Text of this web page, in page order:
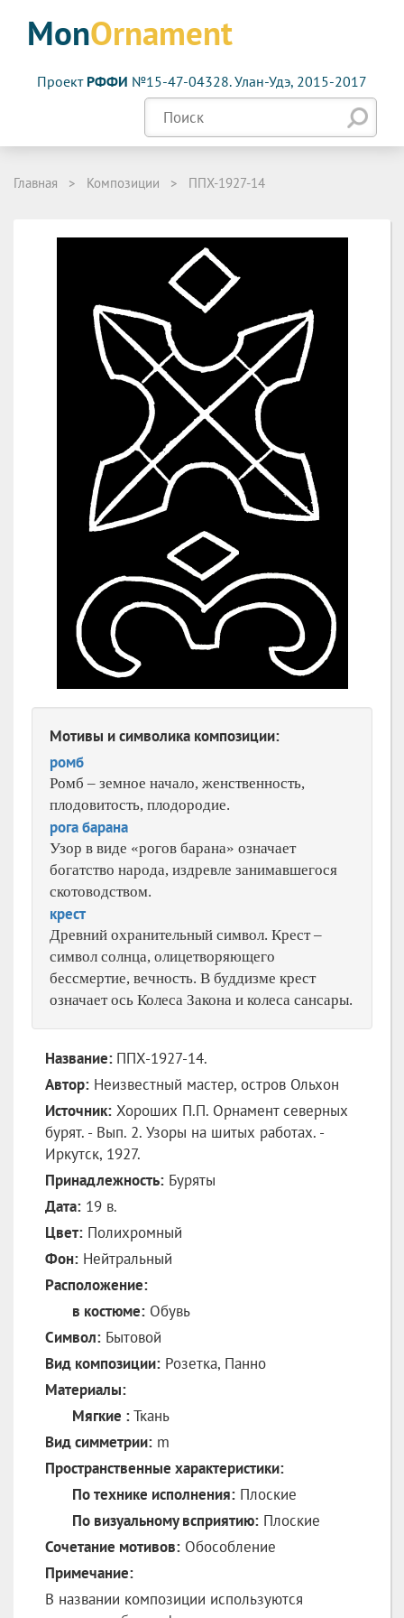
MonOrnament
Проект РФФИ №15-47-04328. Улан-Удэ, 2015-2017
Главная > Композиции > ППХ-1927-14
Мотивы и символика композиции:
ромб
Ромб – земное начало, женственность,
плодовитость, плодородие.
рога барана
Узор в виде «рогов барана» означает
богатство народа, издревле занимавшегося
скотоводством.
крест
Древний охранительный символ. Крест –
символ солнца, олицетворяющего
бессмертие, вечность. В буддизме крест
означает ось Колеса Закона и колеса сансары.
Название: ППХ-1927-14.
Автор: Неизвестный мастер, остров Ольхон
Источник: Хороших П.П. Орнамент северных
бурят. - Вып. 2. Узоры на шитых работах. -
Иркутск, 1927.
Принадлежность: Буряты
Дата: 19 в.
Цвет: Полихромный
Фон: Нейтральный
Расположение:
в костюме: Обувь
Символ: Бытовой
Вид композиции: Розетка, Панно
Материалы:
Мягкие :Ткань
Вид симметрии: m
Пространственные характеристики:
По технике исполнения: Плоские
По визуальному всприятию: Плоские
Сочетание мотивов: Обособление
Примечание:
В названии композиции используются